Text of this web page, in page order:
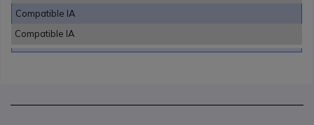
Compatible IA
Compatible IA